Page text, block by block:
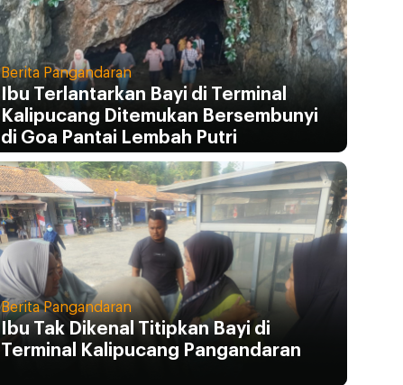
Berita Pangandaran
Ibu Terlantarkan Bayi di Terminal
Kalipucang Ditemukan Bersembunyi
di Goa Pantai Lembah Putri
Berita Pangandaran
Ibu Tak Dikenal Titipkan Bayi di
Terminal Kalipucang Pangandaran